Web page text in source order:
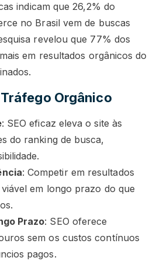
indicam que 26,2% do
no Brasil vem de buscas
revelou que 77% dos
em resultados orgânicos do
Orgânico
: SEO eficaz eleva o site às
do ranking de busca,
: Competir em resultados
em longo prazo do que
Prazo: SEO oferece
sem os custos contínuos
pagos.